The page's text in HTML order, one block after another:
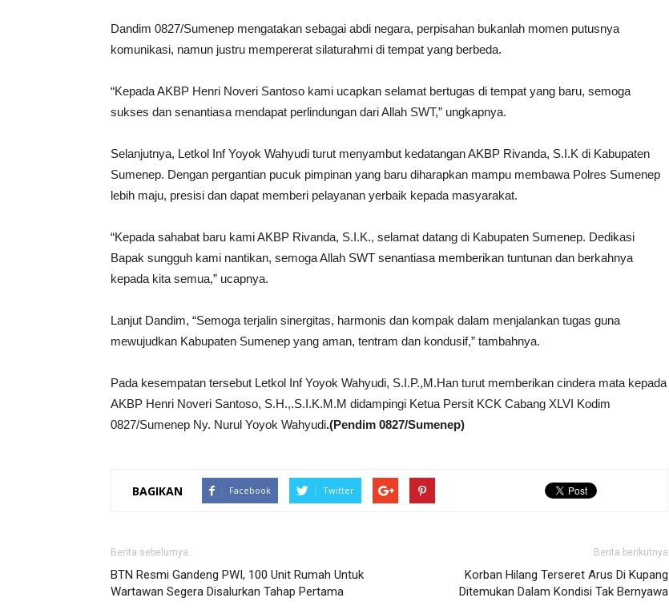
Dandim 0827/Sumenep mengatakan sebagai abdi negara, perpisahan bukanlah momen putusnya
komunikasi, namun justru mempererat silaturahmi di tempat yang berbeda.
“Kepada AKBP Henri Noveri Santoso kami ucapkan selamat bertugas di tempat yang baru, semoga
sukses dan senantiasa mendapat perlindungan dari Allah SWT,” ungkapnya.
Selanjutnya, Letkol Inf Yoyok Wahyudi turut menyambut kedatangan AKBP Rivanda, S.I.K di Kabupaten
Sumenep. Dengan pergantian pucuk pimpinan yang baru diharapkan mampu membawa Polres Sumenep
lebih maju, presisi dan dapat memberi pelayanan yerbaik kepada masyarakat.
“Kepada sahabat baru kami AKBP Rivanda, S.I.K., selamat datang di Kabupaten Sumenep. Dedikasi
Bapak sungguh kami nantikan, semoga Allah SWT senantiasa memberikan tuntunan dan berkahnya
kepada kita semua,” ucapnya.
Lanjut Dandim, “Semoga terjalin sinergitas, harmonis dan kompak dalam menjalankan tugas guna
mewujudkan Kabupaten Sumenep yang aman, tentram dan kondusif,” tambahnya.
Pada kesempatan tersebut Letkol Inf Yoyok Wahyudi, S.I.P.,M.Han turut memberikan cindera mata kepada
AKBP Henri Noveri Santoso, S.H.,.S.I.K.M.M didampingi Ketua Persit KCK Cabang XLVI Kodim
0827/Sumenep Ny. Nurul Yoyok Wahyudi.(Pendim 0827/Sumenep)
BAGIKAN Facebook Twitter
Berita sebelumya
BTN Resmi Gandeng PWI, 100 Unit Rumah Untuk
Wartawan Segera Disalurkan Tahap Pertama
Berita berikutnya
Korban Hilang Terseret Arus Di Kupang
Ditemukan Dalam Kondisi Tak Bernyawa